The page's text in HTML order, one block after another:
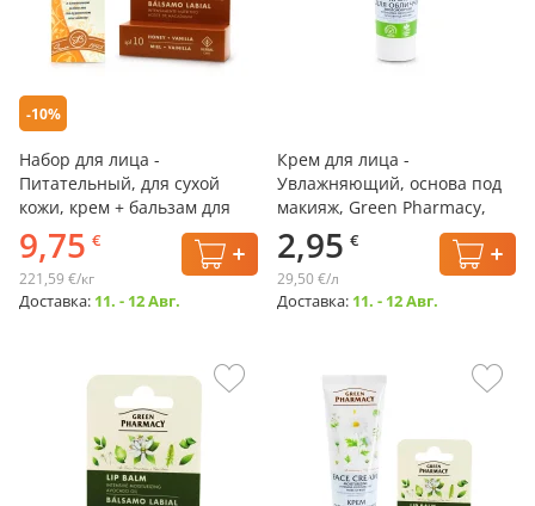
-10%
Набор для лица -
Питательный, для сухой
кожи, крем + бальзам для
губ
9,75 €
221,59 €/кг
Доставка: 11. - 12 Авг.
Крем для лица -
Увлажняющий, основа под
макияж, Green Pharmacy,
100 мл
2,95 €
29,50 €/л
Доставка: 11. - 12 Авг.